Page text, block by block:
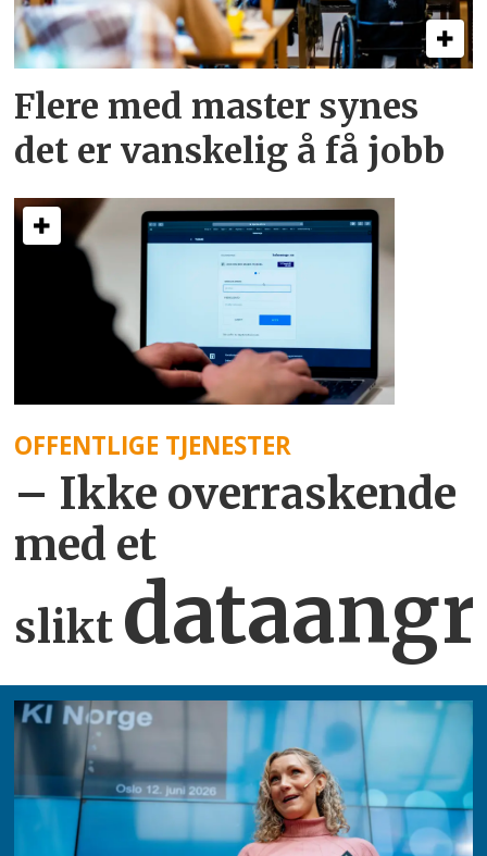
Flere med master synes
det er vanskelig å få jobb
OFFENTLIGE TJENESTER
– Ikke overraskende
med et
slikt